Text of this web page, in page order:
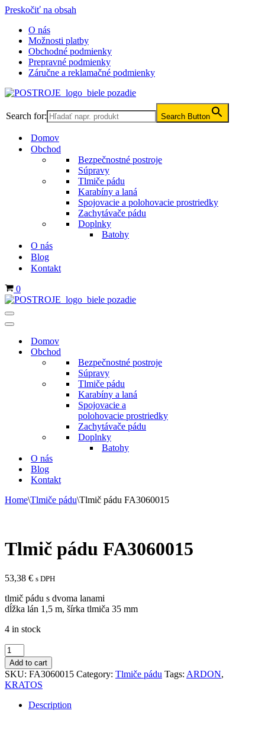
Preskočiť na obsah
O nás
Možnosti platby
Obchodné podmienky
Prepravné podmienky
Záručne a reklamačné podmienky
Search for: Search Button
Domov
Obchod
Bezpečnostné postroje
Súpravy
Tlmiče pádu
Karabíny a laná
Spojovacie a polohovacie prostriedky
Zachytávače pádu
Doplnky
Batohy
O nás
Blog
Kontakt
Košík
0
Menu
navigácie
Menu
navigácieDomov
Obchod
Bezpečnostné postroje
Súpravy
Tlmiče pádu
Karabíny a laná
Spojovacie a
polohovacie prostriedky
Zachytávače pádu
Doplnky
Batohy
O nás
Blog
Kontakt
Home\Tlmiče pádu\Tlmič pádu FA3060015
Tlmič pádu FA3060015
53,38 € s DPH
tlmič pádu s dvoma lanami
dĺžka lán 1,5 m, šírka tlmiča 35 mm
4 in stock
Tlmič
pádu
FA3060015
quantity
Add to cart
SKU: FA3060015 Category: Tlmiče pádu Tags: ARDON,
KRATOS
Description